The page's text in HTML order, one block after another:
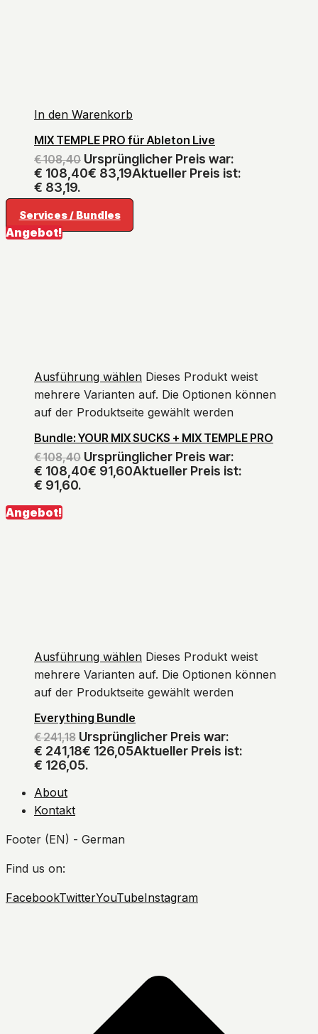
In den Warenkorb
MIX TEMPLE PRO für Ableton Live
€108,40 Ursprünglicher Preis war:
€ 108,40€ 83,19Aktueller Preis ist:
€ 83,19.
Services / Bundles
Angebot!
Ausführung wählen Dieses Produkt weist
mehrere Varianten auf. Die Optionen können
auf der Produktseite gewählt werden
Bundle: YOUR MIX SUCKS + MIX TEMPLE PRO
€108,40 Ursprünglicher Preis war:
€ 108,40€ 91,60Aktueller Preis ist:
€ 91,60.
Angebot!
Ausführung wählen Dieses Produkt weist
mehrere Varianten auf. Die Optionen können
auf der Produktseite gewählt werden
Everything Bundle
€241,18 Ursprünglicher Preis war:
€ 241,18€ 126,05Aktueller Preis ist:
€ 126,05.
About
Kontakt
Footer (EN) - German
Find us on:
FacebookTwitterYouTubeInstagram